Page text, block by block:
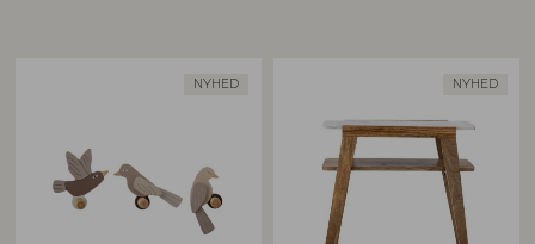
NYHED NYHED